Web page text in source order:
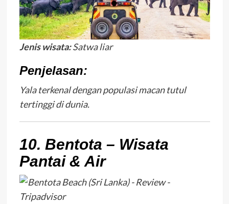
Jenis wisata:Satwa liar
Penjelasan:
Yala terkenal dengan populasi macan tutul
tertinggi di dunia.
10. Bentota – Wisata
Pantai & Air